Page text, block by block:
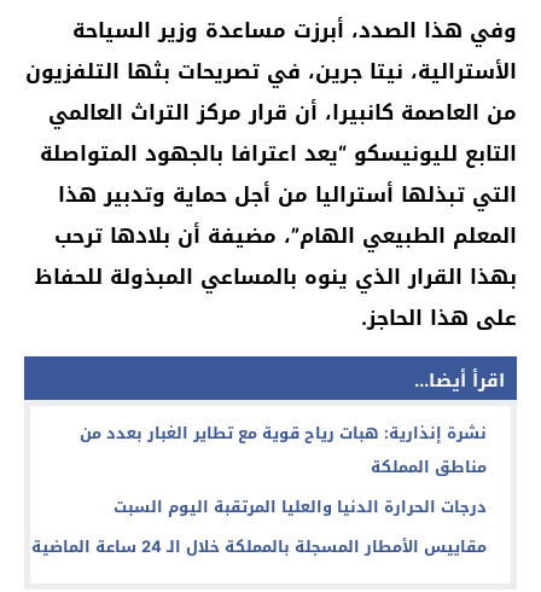
وفي هذا الصدد، أبرزت مساعدة وزير السياحة
الأسترالية، نيتا جرين، في تصريحات بثها التلفزيون
من العاصمة كانبيرا، أن قرار مركز التراث العالمي
التابع لليونيسكو “يعد اعترافا بالجهود المتواصلة
التي تبذلها أستراليا من أجل حماية وتدبير هذا
المعلم الطبيعي الهام”، مضيفة أن بلادها ترحب
بهذا القرار الذي ينوه بالمساعي المبذولة للحفاظ
على هذا الحاجز.
اقرأ أيضا...
نشرة إنذارية: هبات رياح قوية مع تطاير الغبار بعدد من
مناطق المملكة
درجات الحرارة الدنيا والعليا المرتقبة اليوم السبت
مقاييس الأمطار المسجلة بالمملكة خلال الـ 24 ساعة الماضية